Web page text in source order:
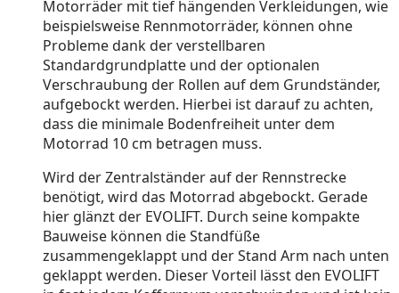
Motorräder mit tief hängenden Verkleidungen, wie
beispielsweise Rennmotorräder, können ohne
Probleme dank der verstellbaren
Standardgrundplatte und der optionalen
Verschraubung der Rollen auf dem Grundständer,
aufgebockt werden. Hierbei ist darauf zu achten,
dass die minimale Bodenfreiheit unter dem
Motorrad 10 cm betragen muss.
Wird der Zentralständer auf der Rennstrecke
benötigt, wird das Motorrad abgebockt. Gerade
hier glänzt der EVOLIFT. Durch seine kompakte
Bauweise können die Standfüße
zusammengeklappt und der Stand Arm nach unten
geklappt werden. Dieser Vorteil lässt den EVOLIFT